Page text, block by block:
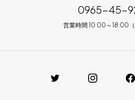
0965-45-
営業時間 10:00～18:00（